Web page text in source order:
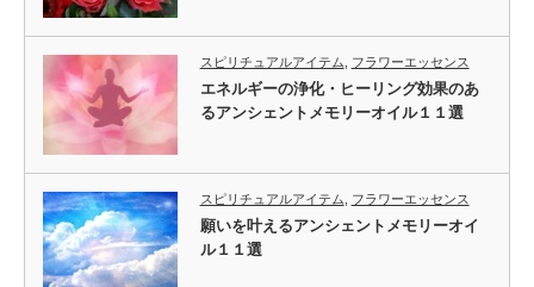
スピリチュアルアイテム フラワーエッセンス
エネルギーの浄化・ヒーリング効果のあ
るアンシェントメモリーオイル１１選
スピリチュアルアイテム フラワーエッセンス
願いを叶えるアンシェントメモリーオイ
ル１１選